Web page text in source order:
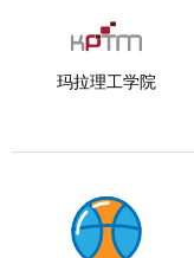
玛拉理工学院